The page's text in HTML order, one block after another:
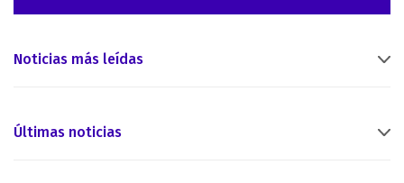
Noticias más leídas
Últimas noticias